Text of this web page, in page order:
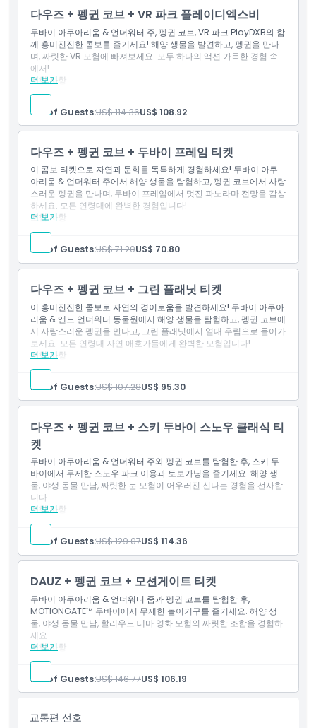
처 1장
다우즈 + 펭귄 코브 + VR 파크 플레이디엑스비
두바이 아쿠아리움 & 언더워터 주, 펭귄 코브, VR 파크 PlayDXB와 함
께 흥미진진한 콤보를 즐기세요! 해양 생물을 발견하고, 펭귄을 만나
며, 짜릿한 VR 모험에 빠져보세요. 모두 하나의 액션 가득한 경험 속
에서!
더 보기
포함 사항
두바이 몰 아쿠아리움 탐험: 터널, 수중 동물원, 전망대, 그리고 펭
귄 코브.
VR 파크 두바이 ‘페이 앤 플레이’ 패스, 놀이기구와 게임에 275
AED 크레딧 포함.
No. of Guests:US$ 114.36US$ 108.92
다우즈 + 펭귄 코브 + 두바이 프레임 티켓
이 콤보 티켓으로 자연과 문화를 독특하게 경험하세요! 두바이 아쿠
아리움 & 언더워터 주에서 해양 생물을 탐험하고, 펭귄 코브에서 사랑
스러운 펭귄을 만나며, 두바이 프레임에서 멋진 파노라마 전망을 감상
하세요. 모든 연령대에 완벽한 경험입니다!
더 보기
포함 사항
두바이 몰 아쿠아리움 탐험: 터널, 수중 동물원, 전망대, 그리고 펭
귄 코브.
두바이 프레임 방문 및 스카이 데크 출입으로 올드 두바이와 뉴
두바이의 파노라마 뷰 감상.
상징적인 랜드마크 감상.
No. of Guests:US$ 71.20US$ 70.80
다우즈 + 펭귄 코브 + 그린 플래닛 티켓
이 흥미진진한 콤보로 자연의 경이로움을 발견하세요! 두바이 아쿠아
리움 & 앤드 언더워터 동물원에서 해양 생물을 탐험하고, 펭귄 코브에
서 사랑스러운 펭귄을 만나고, 그린 플래닛에서 열대 우림으로 들어가
보세요. 모든 연령대 자연 애호가들에게 완벽한 모험입니다!
더 보기
포함 사항
두바이 아쿠아리움 & 언더워터 주를 탐험하며 다양한 해양 생물
들을 발견하세요 & 펭귄 코브를 방문하여 펭귄들과 만나 교감할
수 있습니다.
3,000개 이상의 식물과 동물이 서식하는 더 그린 플래닛에서 열
No. of Guests:US$ 107.28US$ 95.30
다우즈 + 펭귄 코브 + 스키 두바이 스노우 클래식 티
켓
두바이 아쿠아리움 & 언더워터 주와 펭귄 코브를 탐험한 후, 스키 두
바이에서 무제한 스노우 파크 이용과 토보가닝을 즐기세요. 해양 생
물, 야생 동물 만남, 짜릿한 눈 모험이 어우러진 신나는 경험을 선사합
니다.
더 보기
포함 사항
두바이 아쿠아리움 & 언더워터 주를 탐험하며 다양한 해양 생물
을 만나요.
펭귄 코브를 방문하여 펭귄을 보고 교감해 보세요.
스키 두바이 스노우 클래식 패스로 스노우 파크, 썰매 타기 및 눈
No. of Guests:US$ 129.07US$ 114.36
DAUZ + 펭귄 코브 + 모션게이트 티켓
두바이 아쿠아리움 & 언더워터 줌과 펭귄 코브를 탐험한 후,
MOTIONGATE™ 두바이에서 무제한 놀이기구를 즐기세요. 해양 생
물, 야생 동물 만남, 할리우드 테마 영화 모험의 짜릿한 조합을 경험하
세요.
더 보기
포함 사항
두바이 아쿠아리움 & 언더워터 동물원을 탐험하고 해양 생물을
가까이에서 만나며 펭귄 코브를 방문해 펭귄과 교감하세요.
MOTIONGATE™ 두바이에서 놀이기구와 명소를 무제한으로 즐
No. of Guests:US$ 146.77US$ 106.19
교통편 선호